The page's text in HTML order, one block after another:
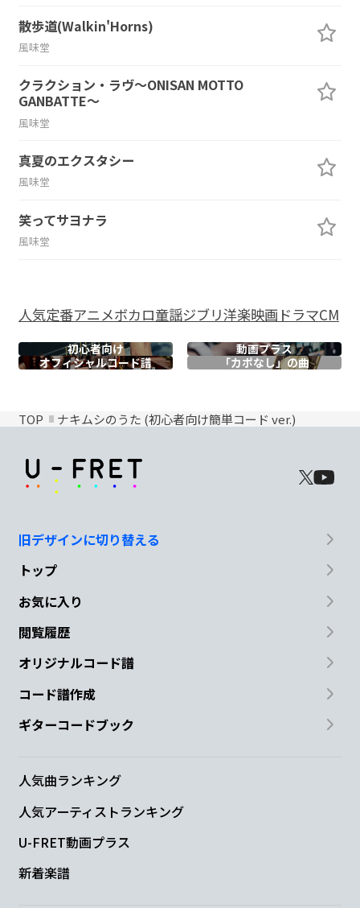
散歩道(Walkin'Horns)
風味堂
クラクション・ラヴ～ONISAN MOTTO
GANBATTE～
風味堂
真夏のエクスタシー
風味堂
笑ってサヨナラ
風味堂
人気定番アニメボカロ童謡ジブリ洋楽映画ドラマCM
初心者向け
動画プラス
オフィシャルコード譜 「カポなし」の曲
TOP ナキムシのうた (初心者向け簡単コード ver.)
旧デザインに切り替える
トップ
お気に入り
閲覧履歴
オリジナルコード譜
コード譜作成
ギターコードブック
人気曲ランキング
人気アーティストランキング
U-FRET動画プラス
新着楽譜